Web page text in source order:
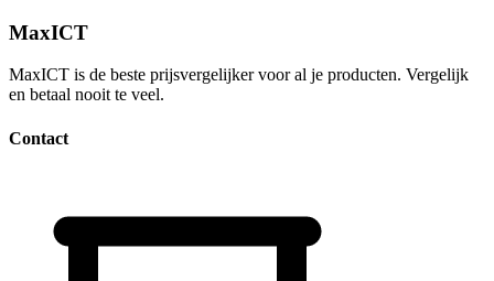
MaxICT
MaxICT is de beste prijsvergelijker voor al je producten. Vergelijk
en betaal nooit te veel.
Contact